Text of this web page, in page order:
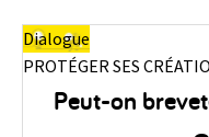
PROTÉGER